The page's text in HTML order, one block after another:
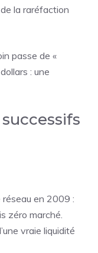
la raréfaction
passe de «
: une
réseau en 2009 :
zéro marché.
vraie liquidité